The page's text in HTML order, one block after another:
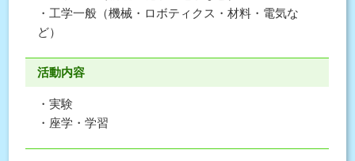
・工学一般（機械・ロボティクス・材料・電気な
ど）
活動内容
・実験
・座学・学習